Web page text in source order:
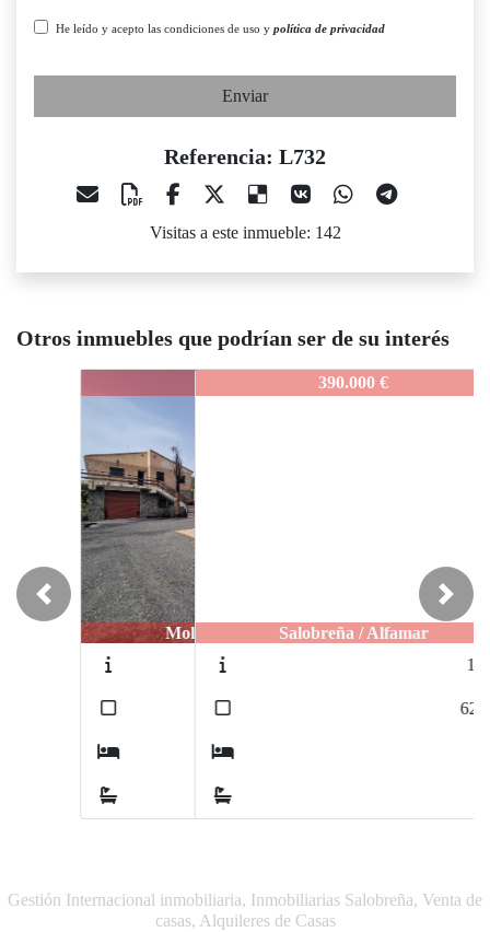
He leído y acepto las condiciones de uso y política de privacidad
Enviar
Referencia: L732
Visitas a este inmueble: 142
Otros inmuebles que podrían ser de su interés
Salobreña / Alfamar
Previous Next
Gestión Internacional inmobiliaria, Inmobiliarias Salobreña, Venta de
casas, Alquileres de Casas